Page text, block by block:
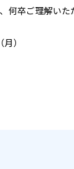
何卒ご理解い
）